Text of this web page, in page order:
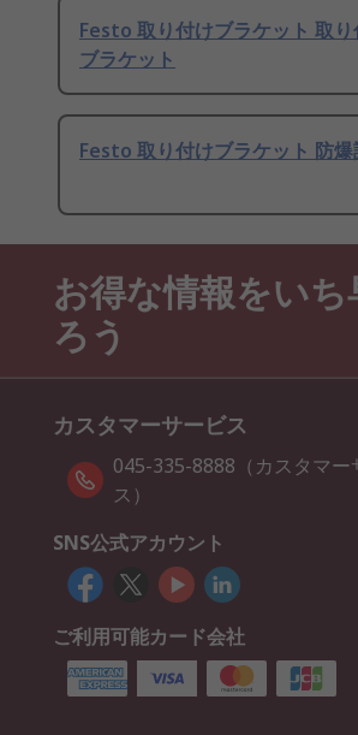
Festo 取り付けブラケット 取り
ブラケット
Festo 取り付けブラケット 防爆
お得な情報をい
ろう
カスタマーサービス
045-335-8888（カスタマー
ス）
SNS公式アカウント
ご利用可能カード会社